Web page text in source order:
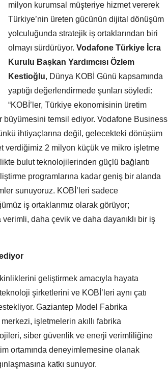
milyon kurumsal müşteriye hizmet vererek
Türkiye’nin üreten gücünün dijital dönüşüm
yolculuğunda stratejik iş ortaklarından biri
olmayı sürdürüyor. Vodafone Türkiye İcra
Kurulu Başkan Yardımcısı Özlem
Kestioğlu, Dünya KOBİ Günü kapsamında
yaptığı değerlendirmede şunları söyledi:
“KOBİ’ler, Türkiye ekonomisinin üretim
temsil ediyor. Vodafone Business
ihtiyaçlarına değil, gelecekteki dönüşüm
verdiğimiz 2 milyon küçük ve mikro işletme
bulut teknolojilerinden güçlü bağlantı
programlarına kadar geniş bir alanda
sunuyoruz. KOBİ’leri sadece
iş ortaklarımız olarak görüyor;
daha çevik ve daha dayanıklı bir iş
geliştirmek amacıyla hayata
şirketlerini ve KOBİ’leri aynı çatı
Gaziantep Model Fabrika
işletmelerin akıllı fabrika
siber güvenlik ve enerji verimliliğine
ortamında deneyimlemesine olanak
katkı sunuyor.